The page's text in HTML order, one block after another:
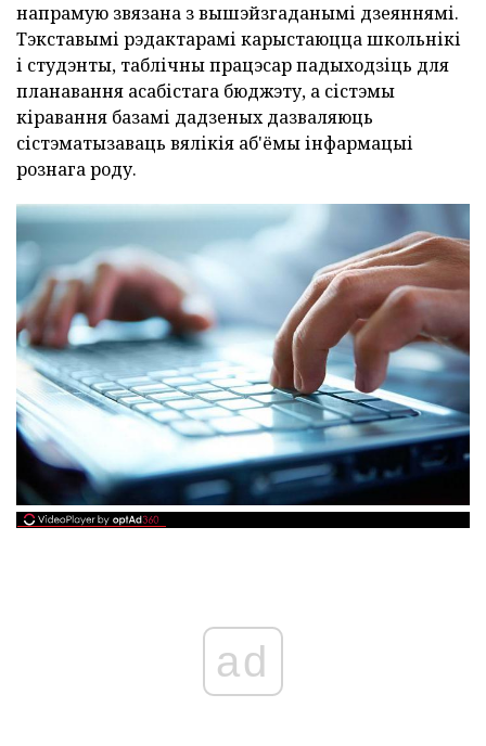
напрамую звязана з вышэйзгаданымі дзеяннямі.
Тэкставымі рэдактарамі карыстаюцца школьнікі
і студэнты, таблічны працэсар падыходзіць для
планавання асабістага бюджэту, а сістэмы
кіравання базамі дадзеных дазваляюць
сістэматызаваць вялікія аб'ёмы інфармацыі
рознага роду.
ad